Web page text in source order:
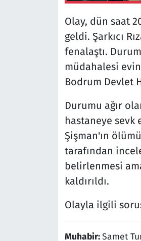
Olay, dün saat
geldi. Şarkıcı
fenalaştı.
müdahalesi
Bodrum Devlet
Durumu ağır
hastaneye sevk
Şişman'ın
tarafından
belirlenmesi
kaldırıldı.
Olayla ilgili
Muhabir:Samet